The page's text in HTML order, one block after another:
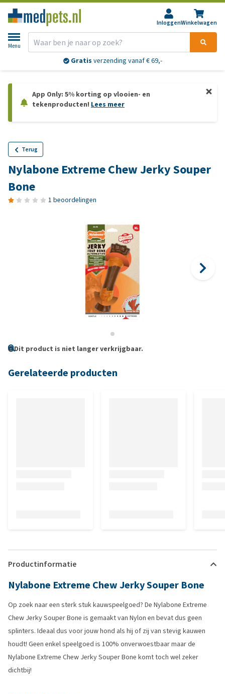
InloggenWinkelwagen
Menu
Gratis verzending vanaf € 69,-
App Only: 5% korting op vlooien- en
tekenproducten! Lees meer
Terug
Nylabone Extreme Chew Jerky Souper
Bone
1 beoordelingen
Dit product is niet langer verkrijgbaar.
Gerelateerde producten
Productinformatie
Nylabone Extreme Chew Jerky Souper Bone
Op zoek naar een sterk stuk kauwspeelgoed? De Nylabone Extreme
Chew Jerky Souper Bone is gemaakt van Nylon en bevat dus geen
splinters. Ideaal dus voor jouw hond als hij of zij van stevig kauwen
houdt! Geen enkel speelgoed is 100% onverwoestbaar maar de
Nylabone Extreme Chew Jerky Souper Bone komt toch wel zeker
dichtbij!